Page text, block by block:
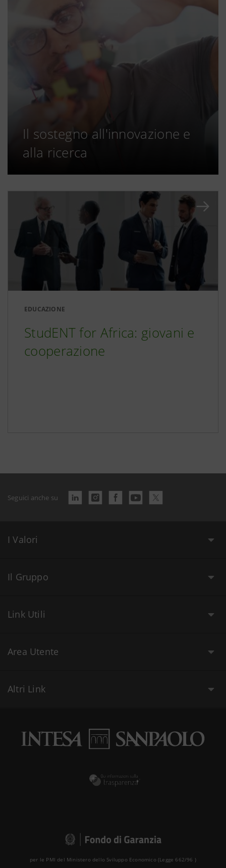
Il sostegno all'innovazione e
alla ricerca
EDUCAZIONE
StudENT for Africa: giovani e
cooperazione
Seguici anche su
I Valori
Il Gruppo
Link Utili
Area Utente
Altri Link
per le PMI del Ministero dello Sviluppo Economico (Legge 662/96 )